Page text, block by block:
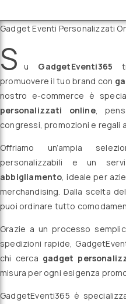
Gadget Eventi Personalizzati
S u GadgetEventi365
promuovere il tuo brand con
nostro e-commerce è
personalizzati online,
congressi, promozioni e regali
Offriamo un’ampia
personalizzabili e un
abbigliamento, ideale per
merchandising. Dalla scelta
puoi ordinare tutto
Grazie a un processo
spedizioni rapide,
chi cerca gadget
misura per ogni esigenza
GadgetEventi365 è